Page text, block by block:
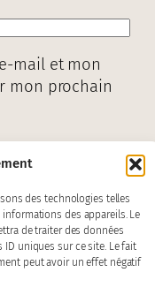
des technologies telles
des appareils. Le
de traiter des données
uniques sur ce site. Le fait
peut avoir un effet négatif
mail et mon
mon prochain